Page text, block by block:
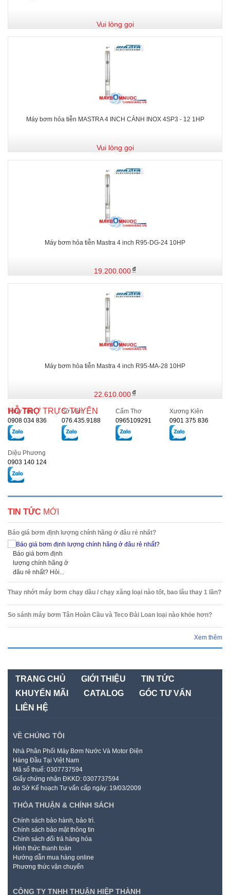
Vui lòng gọi
Máy bơm hỏa tiễn MASTRA 4 INCH CÁNH INOX 4SP3 - 12 1HP
Vui lòng gọi
Máy bơm hỏa tiễn Mastra 4 inch R95-DG-24 10HP
19.200.000
Máy bơm hỏa tiễn Mastra 4 inch R95-MA-28 10HP
22.610.000
HỖ TRỢ TRỰC TUYẾN
Thủy Tiên
0908 034 836
Sở Vân
076.435.9188
Cẩm Thơ
0965109291
Xương Kiên
0901 375 836
Diệu Phương
0903 140 124
TIN TỨC MỚI
Báo giá bơm định lượng chính hãng ở đâu rẻ nhất?
Báo giá bơm định
lượng chính hãng ở
đâu rẻ nhất? Hỏi...
Thay nhớt máy bơm chạy dầu / chạy xăng loại nào tốt, bao lâu thay 1 lần?
So sánh máy bơm Tân Hoàn Cầu và Teco Đài Loan loại nào khỏe hơn?
Xem thêm
TRANG CHỦ GIỚI THIỆU
TIN TỨC
KHUYẾN MÃI
CATALOG
GÓC TƯ VẤN
LIÊN HỆ
VỀ CHÚNG TÔI
Nhà Phân Phối Máy Bơm Nước Và Motor Điện
Hàng Đầu Tại Việt Nam
Mã số thuế: 0307737594
Giấy chứng nhận ĐKKD: 0307737594
do Sở Kế hoạch Tư vấn cấp ngày: 19/03/2009
THỎA THUẬN & CHÍNH SÁCH
Chính sách bảo hành, bảo trì.
Chính sách bảo mật thông tin
Chính sách đổi trả hàng hóa
Hình thức thanh toán
Hướng dẫn mua hàng online
Phương thức vận chuyển
CÔNG TY TNHH THUẬN HIỆP THÀNH